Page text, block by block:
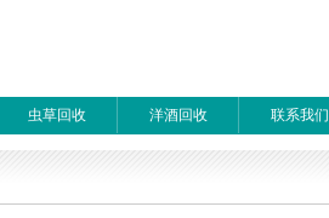
虫草回收 洋酒回收 联系我们